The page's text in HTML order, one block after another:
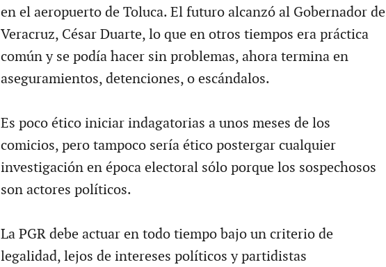
en el aeropuerto de Toluca. El futuro alcanzó al Gobernador de
Veracruz, César Duarte, lo que en otros tiempos era práctica
común y se podía hacer sin problemas, ahora termina en
aseguramientos, detenciones, o escándalos.
Es poco ético iniciar indagatorias a unos meses de los
comicios, pero tampoco sería ético postergar cualquier
investigación en época electoral sólo porque los sospechosos
son actores políticos.
La PGR debe actuar en todo tiempo bajo un criterio de
legalidad, lejos de intereses políticos y partidistas